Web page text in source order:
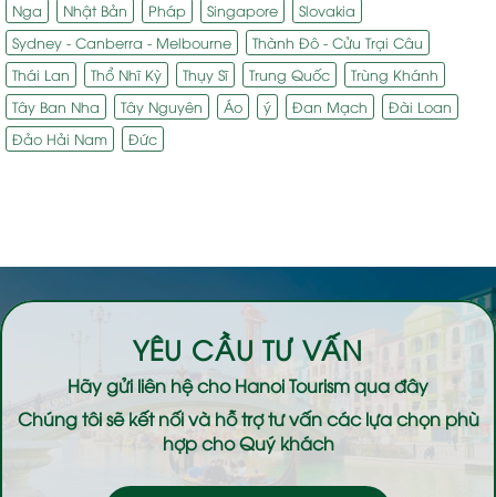
Nga Nhật Bản Pháp Singapore
Slovakia
Sydney - Canberra - Melbourne
Thành Đô - Cửu Trại Câu
Thái Lan
Thổ Nhĩ Kỳ Thụy Sĩ Trung Quốc
Trùng Khánh
Tây Ban Nha
Tây Nguyên Áo ý Đan Mạch
Đài Loan
Đảo Hải Nam
Đức
YÊU CẦU TƯ VẤN
Hãy gửi liên hệ choHanoi Tourismqua đây
Chúng tôi sẽ kết nối và hỗ trợ tư vấn các lựa chọn phù
hợp cho Quý khách